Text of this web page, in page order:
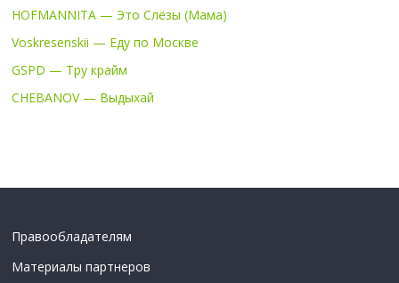
HOFMANNITA — Это Слёзы (Мама)
Voskresenskii — Еду по Москве
GSPD — Тру крайм
CHEBANOV — Выдыхай
Правообладателям
Материалы партнеров